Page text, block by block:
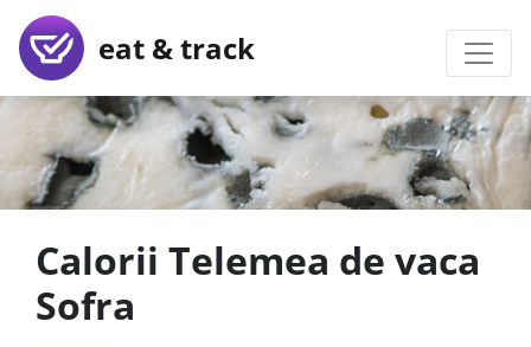
eat & track
Calorii Telemea de vaca
Sofra